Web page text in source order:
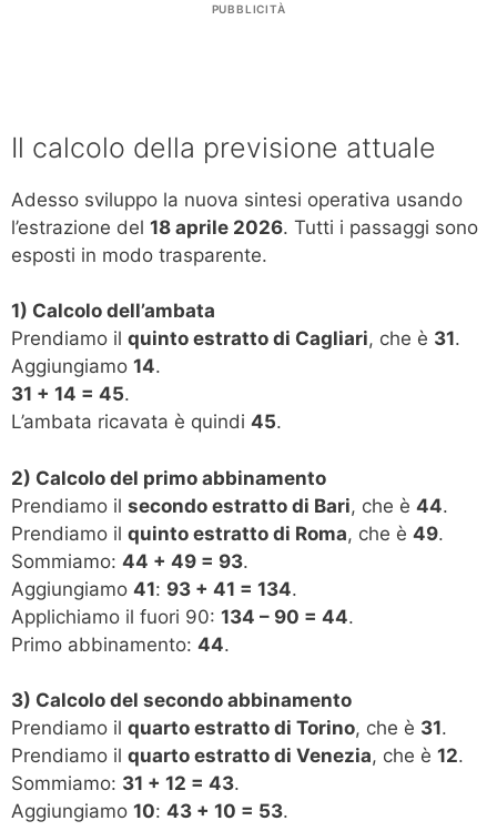
PUBBLICITÀ
Il calcolo della previsione attuale
Adesso sviluppo la nuova sintesi operativa usando
l’estrazione del 18 aprile 2026. Tutti i passaggi sono
esposti in modo trasparente.
1) Calcolo dell’ambata
Prendiamo il quinto estratto di Cagliari, che è 31.
Aggiungiamo 14.
31 + 14 = 45.
L’ambata ricavata è quindi 45.
2) Calcolo del primo abbinamento
Prendiamo il secondo estratto di Bari, che è 44.
Prendiamo il quinto estratto di Roma, che è 49.
Sommiamo: 44 + 49 = 93.
Aggiungiamo 41: 93 + 41 = 134.
Applichiamo il fuori 90: 134 – 90 = 44.
Primo abbinamento: 44.
3) Calcolo del secondo abbinamento
Prendiamo il quarto estratto di Torino, che è 31.
Prendiamo il quarto estratto di Venezia, che è 12.
Sommiamo: 31 + 12 = 43.
Aggiungiamo 10: 43 + 10 = 53.